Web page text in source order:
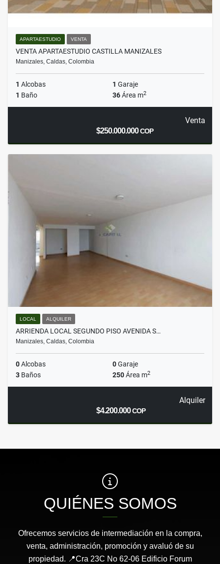
APARTAESTUDIO VENTA
VENTA APARTAESTUDIO CASTILLA MANIZALES
Manizales, Caldas, Colombia
1 Alcobas 1 Garaje
1 Baño 36Área m2
Venta
$250.000.000COP
LOCAL ALQUILER
ARRIENDA LOCAL SEGUNDO PISO AVENIDA S…
Manizales, Caldas, Colombia
0Alcobas 0Garaje
3 Baños 250Área m2
Alquiler
$4.200.000COP
QUIÉNES SOMOS
Ofrecemos servicios de intermediación en la compra,
venta, administración, promoción y avaluó de su
propiedad. 📍Cra 23C No 62-06 Edificio Forum